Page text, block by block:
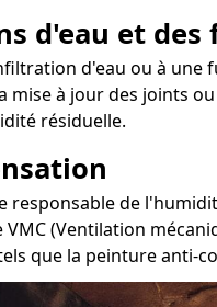
d'eau et des
d'eau ou à une
mise à jour des joints
résiduelle.
de
(Ventilation
que la peinture anti-